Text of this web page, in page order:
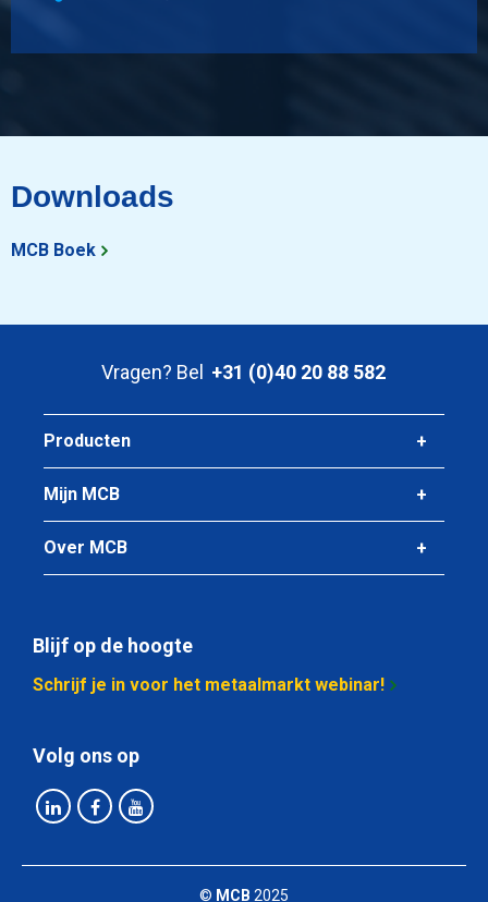
Downloads
MCB Boek
Vragen? Bel +31 (0)40 20 88 582
Producten
Mijn MCB
Over MCB
Blijf op de hoogte
Schrijf je in voor het metaalmarkt webinar!
Volg ons op
© MCB 2025